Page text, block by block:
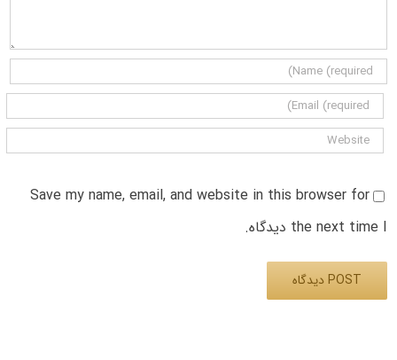
Save my name, email, and website in this browser for
the next time I دیدگاه.